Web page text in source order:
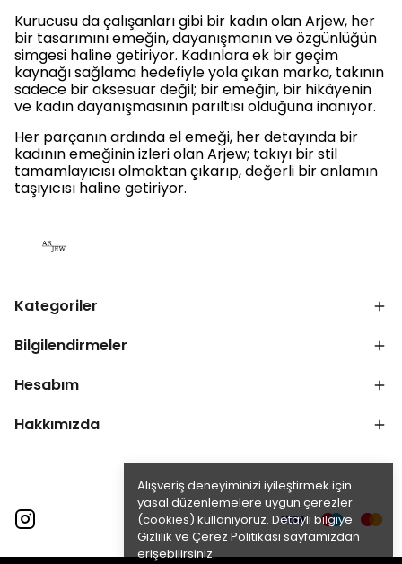
Alışveriş deneyiminizi iyileştirmek için
yasal düzenlemelere uygun çerezler
(cookies) kullanıyoruz. Detaylı bilgiye
Gizlilik ve Çerez Politikası sayfamızdan
erişebilirsiniz.
Kurucusu da çalışanları gibi bir kadın olan Arjew, her
bir tasarımını emeğin, dayanışmanın ve özgünlüğün
simgesi haline getiriyor. Kadınlara ek bir geçim
kaynağı sağlama hedefiyle yola çıkan marka, takının
sadece bir aksesuar değil; bir emeğin, bir hikâyenin
ve kadın dayanışmasının parıltısı olduğuna inanıyor.
Her parçanın ardında el emeği, her detayında bir
kadının emeğinin izleri olan Arjew; takıyı bir stil
tamamlayıcısı olmaktan çıkarıp, değerli bir anlamın
taşıyıcısı haline getiriyor.
Kategoriler
Bilgilendirmeler
Hesabım
Hakkımızda